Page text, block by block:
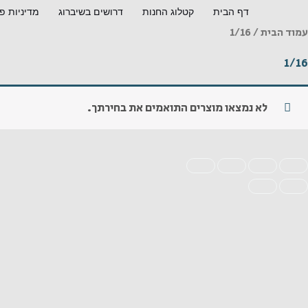
לתוכן
דף הבית קטלוג החנות דרושים בשיברוג מדיניות
עמוד הבית/ 1/16
1/16
לא נמצאו מוצרים התואמים את בחירתך.